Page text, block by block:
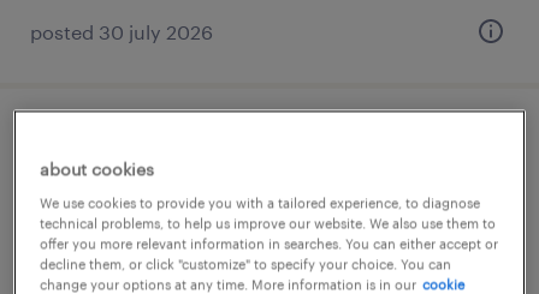
posted 30 july 2026
計
北海道北広島市, 北海道
permanent
about cookies
We use cookies to provide you with a tailored experience, to diagnose
technical problems, to help us improve our website. We also use them to
offer you more relevant information in searches. You can either accept or
decline them, or click "customize" to specify your choice. You can
change your options at any time. More information is in our cookie